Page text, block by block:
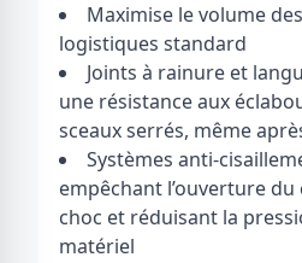
Maximise le volume
logistiques standard
Joints à rainure et
une résistance aux
sceaux serrés, même
Systèmes anti-
empêchant l’ouverture
choc et réduisant la
matériel